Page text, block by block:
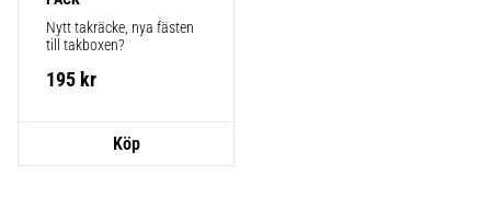
Nytt takräcke, nya fästen
till takboxen?
195 kr